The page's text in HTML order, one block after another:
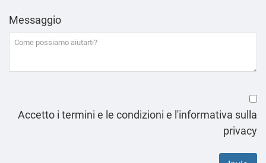
Messaggio
Accetto i termini e le condizioni e l'informativa sulla
privacy